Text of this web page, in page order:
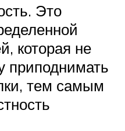
Это
которая не
приподнимать
тем самым